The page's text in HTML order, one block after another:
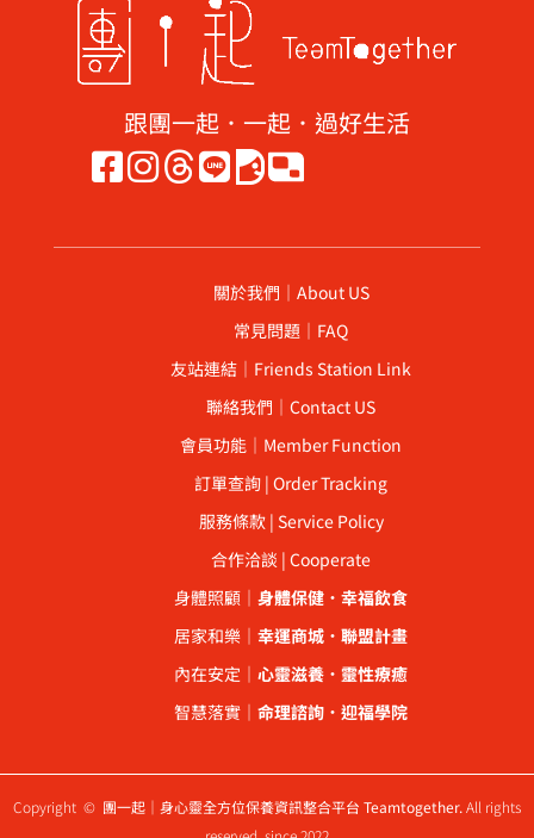
跟團一起．一起．過好生活
關於我們｜About US
常見問題｜FAQ
友站連結｜Friends Station Link
聯絡我們｜Contact US
會員功能｜Member Function
訂單查詢 | Order Tracking
服務條款 | Service Policy
合作洽談 | Cooperate
身體照顧｜ 身體保健 ． 幸福飲食
居家和樂｜ 幸運商城 ． 聯盟計畫
內在安定｜ 心靈滋養 ． 靈性療癒
智慧落實｜ 命理諮詢 ． 迎福學院
Copyright © 團一起｜身心靈全方位保養資訊整合平台 Teamtogether. All rights